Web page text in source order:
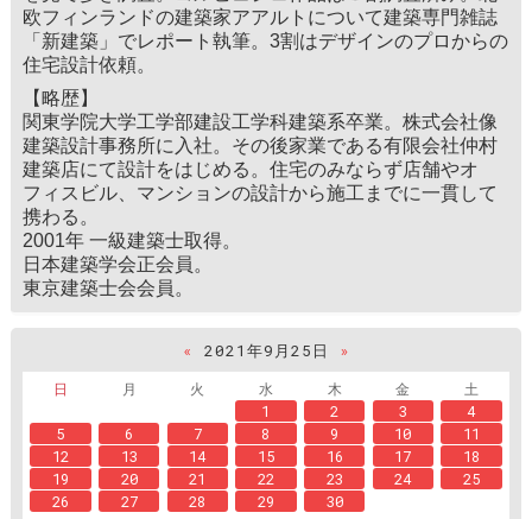
欧フィンランドの建築家アアルトについて建築専門雑誌
「新建築」でレポート執筆。3割はデザインのプロからの
住宅設計依頼。
【略歴】
関東学院大学工学部建設工学科建築系卒業。株式会社像
建築設計事務所に入社。その後家業である有限会社仲村
建築店にて設計をはじめる。住宅のみならず店舗やオ
フィスビル、マンションの設計から施工までに一貫して
携わる。
2001年 一級建築士取得。
日本建築学会正会員。
東京建築士会会員。
« 2021年9月25日
»
日
月 火 水 木 金
土
1
2 3
4
5
6 7 8 9 10
11
12
13 14 15 16 17
18
19
20 21 22 23 24
25
26
27 28 29 30